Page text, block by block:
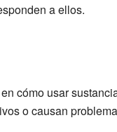
a ellos.
cómo usar
o causan